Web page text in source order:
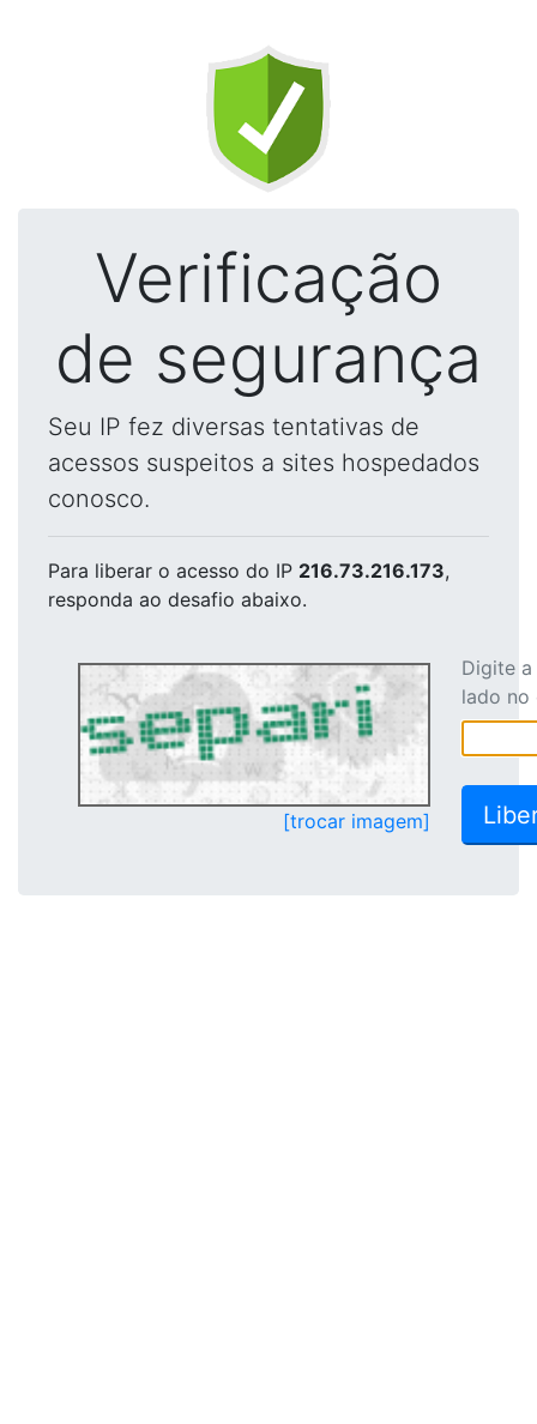
Verificação
de segurança
Seu IP fez diversas tentativas de
acessos suspeitos a sites hospedados
conosco.
Para liberar o acesso do IP 216.73.216.173,
responda ao desafio abaixo.
[trocar imagem]
Digite
lado no